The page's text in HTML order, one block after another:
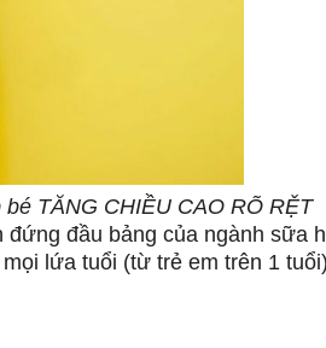
TĂNG CHIỀU CAO RÕ RỆT
đầu bảng của ngành sữa
lứa tuổi (từ trẻ em trên 1 tuổi)